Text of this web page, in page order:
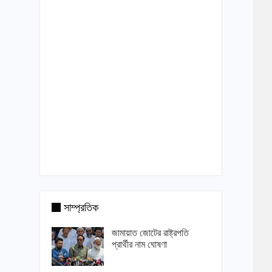
সাম্প্রতিক
জামায়াত জোটের রাষ্ট্রপতি
প্রার্থীর নাম ঘোষণা